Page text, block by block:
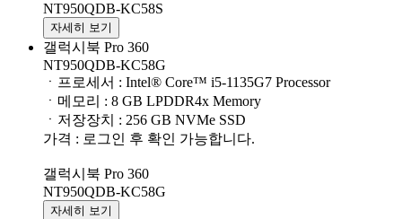
NT950QDB-KC58S
자세히 보기
갤럭시북 Pro 360
NT950QDB-KC58G
ㆍ프로세서 : Intel® Core™ i5-1135G7 Processor
ㆍ메모리 : 8 GB LPDDR4x Memory
ㆍ저장장치 : 256 GB NVMe SSD
가격 : 로그인 후 확인 가능합니다.
갤럭시북 Pro 360
NT950QDB-KC58G
자세히 보기